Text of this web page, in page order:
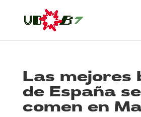
Las mejores
de España se
comen en